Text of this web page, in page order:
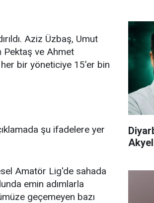
Aziz Üzbaş, Umut
Pektaş ve Ahmet
bir yöneticiye 15’er bin
şu ifadelere yer
Amatör Lig'de sahada
emin adımlarla
geçemeyen bazı